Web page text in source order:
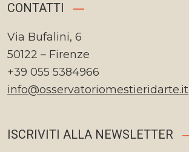
CONTATTI
Via Bufalini, 6
50122 – Firenze
+39 055 5384966
info@osservatoriomestieridarte.it
ISCRIVITI ALLA NEWSLETTER